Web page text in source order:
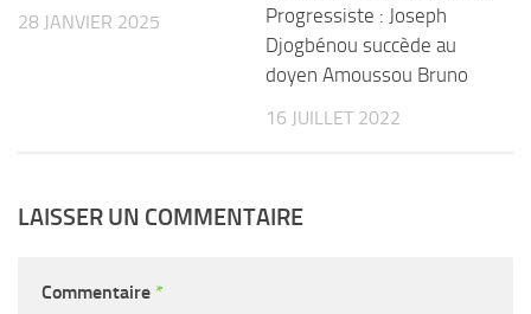
28 JANVIER 2025
Progressiste : Joseph
Djogbénou succède au
doyen Amoussou Bruno
16 JUILLET 2022
LAISSER UN COMMENTAIRE
Commentaire *